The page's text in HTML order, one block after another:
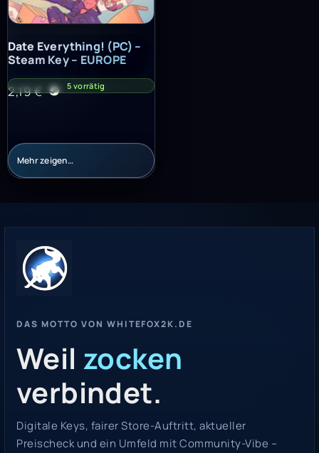
Date Everything! (PC) – Steam Key – EUROPE
Date Everything! (PC) –
Steam Key – EUROPE
2,19€ 5 vorrätig
Mehr zeigen…
DAS MOTTO VON WHITEFOX2K.DE
Weil zocken
verbindet.
Digitale Keys, fairer Store-Auftritt, aktueller
Preischeck und ein Umfeld mit Community-Vibe –